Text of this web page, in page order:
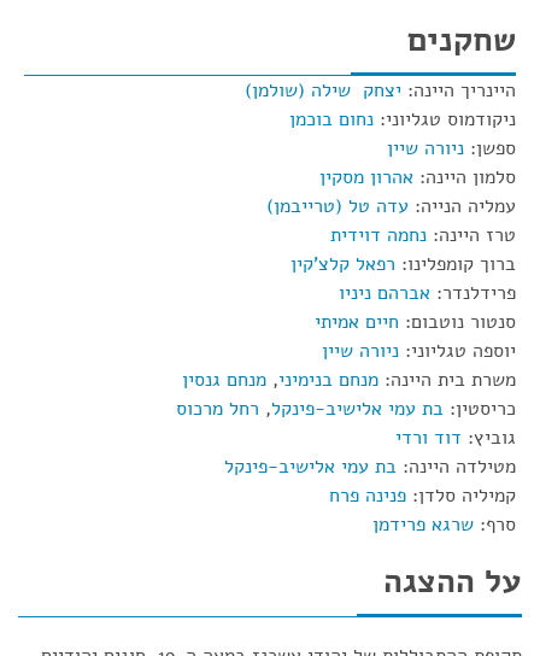
שחקנים
היינריך היינה: יצחק שילה (שולמן)
ניקודמוס טגליוני: נחום בוכמן
ספשן: ניורה שיין
סלמון היינה: אהרון מסקין
עמליה הנייה: עדה טל (טרייבמן)
טרז היינה: נחמה דוידית
ברוך קומפלינו: רפאל קלצ'קין
פרידלנדר: אברהם ניניו
סנטור נוטבום: חיים אמיתי
יוספה טגליוני: ניורה שיין
משרת בית היינה: מנחם בנימיני, מנחם גנסין
כריסטין: בת עמי אלישיב-פינקל, רחל מרכוס
גוביץ: דוד ורדי
מטילדה היינה: בת עמי אלישיב-פינקל
קמיליה סלדן: פנינה פרח
סרף: שרגא פרידמן
על ההצגה